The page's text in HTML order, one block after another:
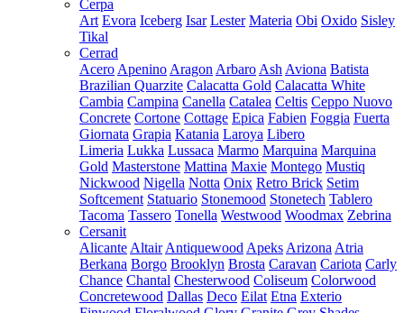
Cerpa
Art Evora Iceberg Isar Lester Materia Obi Oxido Sisley
Tikal
Cerrad
Acero Apenino Aragon Arbaro Ash Aviona Batista
Brazilian Quarzite Calacatta Gold Calacatta White
Cambia Campina Canella Catalea Celtis Ceppo Nuovo
Concrete Cortone Cottage Epica Fabien Foggia Fuerta
Giornata Grapia Katania Laroya Libero
Limeria Lukka Lussaca Marmo Marquina Marquina
Gold Masterstone Mattina Maxie Montego Mustiq
Nickwood Nigella Notta Onix Retro Brick Setim
Softcement Statuario Stonemood Stonetech Tablero
Tacoma Tassero Tonella Westwood Woodmax Zebrina
Cersanit
Alicante Altair Antiquewood Apeks Arizona Atria
Berkana Borgo Brooklyn Brosta Caravan Cariota Carly
Chance Chantal Chesterwood Coliseum Colorwood
Concretewood Dallas Deco Eilat Etna Exterio